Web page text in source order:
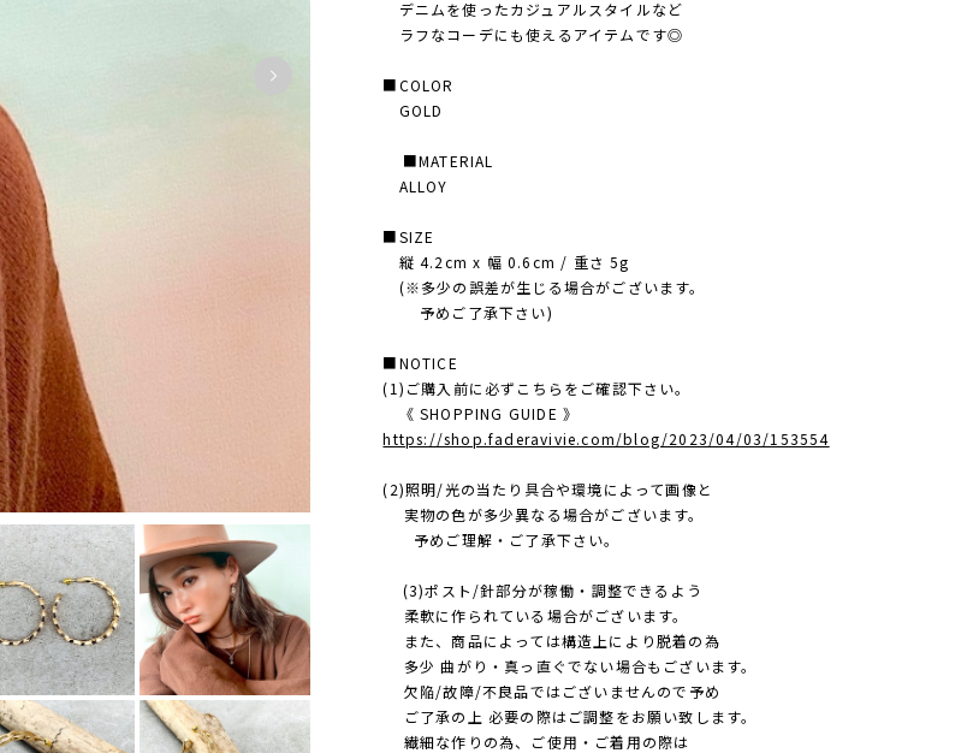
デニムを使ったカジュアルスタイルなど
ラフなコーデにも使えるアイテムです◎
■COLOR
GOLD
■MATERIAL
ALLOY
■SIZE
縦 4.2cm x 幅 0.6cm / 重さ 5g
(※多少の誤差が生じる場合がございます。
予めご了承下さい)
■NOTICE
(1)ご購入前に必ずこちらをご確認下さい。
《 SHOPPING GUIDE 》
https://shop.faderavivie.com/blog/2023/04/03/153554
(2)照明/光の当たり具合や環境によって画像と
実物の色が多少異なる場合がございます。
予めご理解・ご了承下さい。
(3)ポスト/針部分が稼働・調整できるよう
柔軟に作られている場合がございます。
また、商品によっては構造上により脱着の為
多少 曲がり・真っ直ぐでない場合もございます。
欠陥/故障/不良品ではございませんので予め
ご了承の上 必要の際はご調整をお願い致します。
繊細な作りの為、ご使用・ご着用の際は